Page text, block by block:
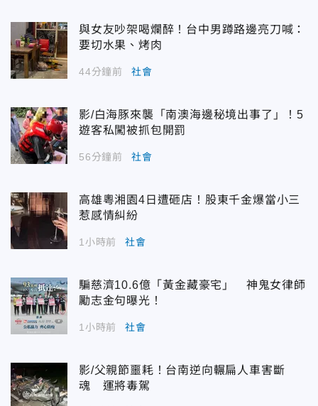
與女友吵架喝爛醉！台中男蹲路邊亮刀喊：
要切水果、烤肉
44分鐘前 社會
影/白海豚來襲「南澳海邊秘境出事了」！5
遊客私闖被抓包開罰
56分鐘前 社會
高雄粵湘園4日遭砸店！股東千金爆當小三
惹感情糾紛
1小時前 社會
騙慈濟10.6億「黃金藏豪宅」 神鬼女律師
勵志金句曝光！
1小時前 社會
影/父親節噩耗！台南逆向輾扁人車害斷
魂 運將毒駕